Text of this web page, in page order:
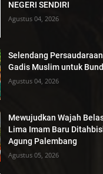
NEGERI SENDIRI
Agustus 04, 2026
Selendang
Gadis Muslim untuk
Agustus 04, 2026
Mewujudkan Wajah
Lima Imam Baru
Agung Palembang
Agustus 05, 2026